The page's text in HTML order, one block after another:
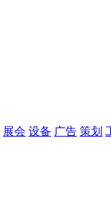
展会 设备 广告 策划